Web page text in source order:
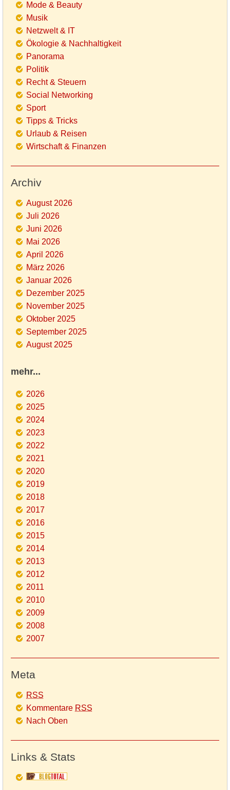
Mode & Beauty
Musik
Netzwelt & IT
Ökologie & Nachhaltigkeit
Panorama
Politik
Recht & Steuern
Social Networking
Sport
Tipps & Tricks
Urlaub & Reisen
Wirtschaft & Finanzen
Archiv
August 2026
Juli 2026
Juni 2026
Mai 2026
April 2026
März 2026
Januar 2026
Dezember 2025
November 2025
Oktober 2025
September 2025
August 2025
mehr...
2026
2025
2024
2023
2022
2021
2020
2019
2018
2017
2016
2015
2014
2013
2012
2011
2010
2009
2008
2007
Meta
RSS
Kommentare RSS
Nach Oben
Links & Stats